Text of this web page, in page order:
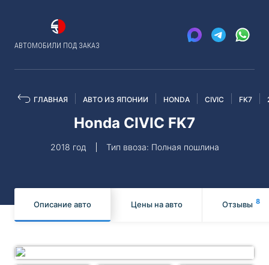
АВТОМОБИЛИ ПОД ЗАКАЗ
ГЛАВНАЯ АВТО ИЗ ЯПОНИИ HONDA CIVIC FK7
Honda CIVIC FK7
2018 год Тип ввоза: Полная пошлина
Описание авто Цены на авто Отзывы 8